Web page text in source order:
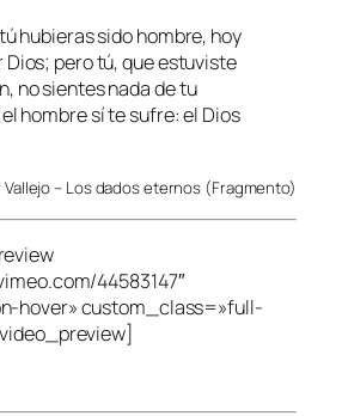
hubieras sido hombre, hoy
Dios; pero tú, que estuviste
no sientes nada de tu
el hombre sí te sufre: el Dios
Vallejo – Los dados eternos (Fragmento)
44583147″
hover» custom_class=»full-